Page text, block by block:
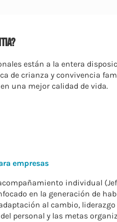
están a la entera
de crianza y convivencia
una mejor calidad de vida.
empresas
individual
en la generación de
al cambio,
personal y las metas